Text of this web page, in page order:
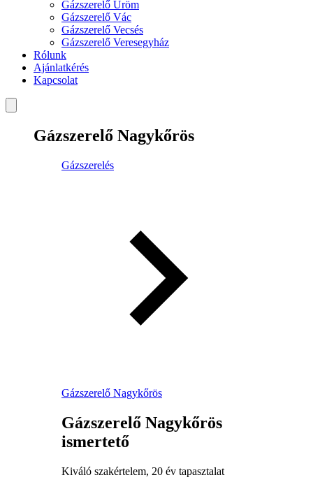
Gázszerelő Üröm
Gázszerelő Vác
Gázszerelő Vecsés
Gázszerelő Veresegyház
Rólunk
Ajánlatkérés
Kapcsolat
Gázszerelő Nagykőrös
Gázszerelés
Gázszerelő Nagykőrös
Gázszerelő Nagykőrös
ismertető
Kiváló szakértelem, 20 év tapasztalat